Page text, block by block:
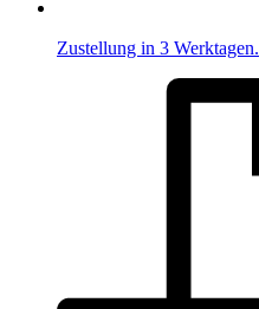
Zustellung in 3 Werktagen.